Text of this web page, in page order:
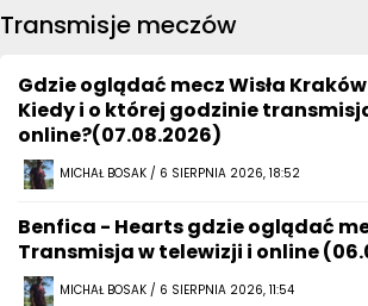
Transmisje meczów
Gdzie oglądać mecz Wisła Kraków
Kiedy i o której godzinie
online?(07.08.2026)
MICHAŁ BOSAK / 6 SIERPNIA 2026, 18:52
Benfica - Hearts gdzie oglądać
Transmisja w telewizji i online
MICHAŁ BOSAK / 6 SIERPNIA 2026, 11:54